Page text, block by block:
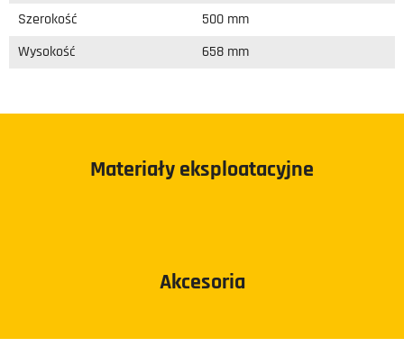
Szerokość 500 mm
Wysokość 658 mm
Materiały eksploatacyjne
Akcesoria